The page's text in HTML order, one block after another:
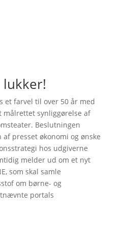
lukker!
et farvel til over 50 år med
synliggørelse af
Beslutningen
presset økonomi og ønske
hos udgiverne
melder ud om et nyt
som skal samle
om børne- og
portals